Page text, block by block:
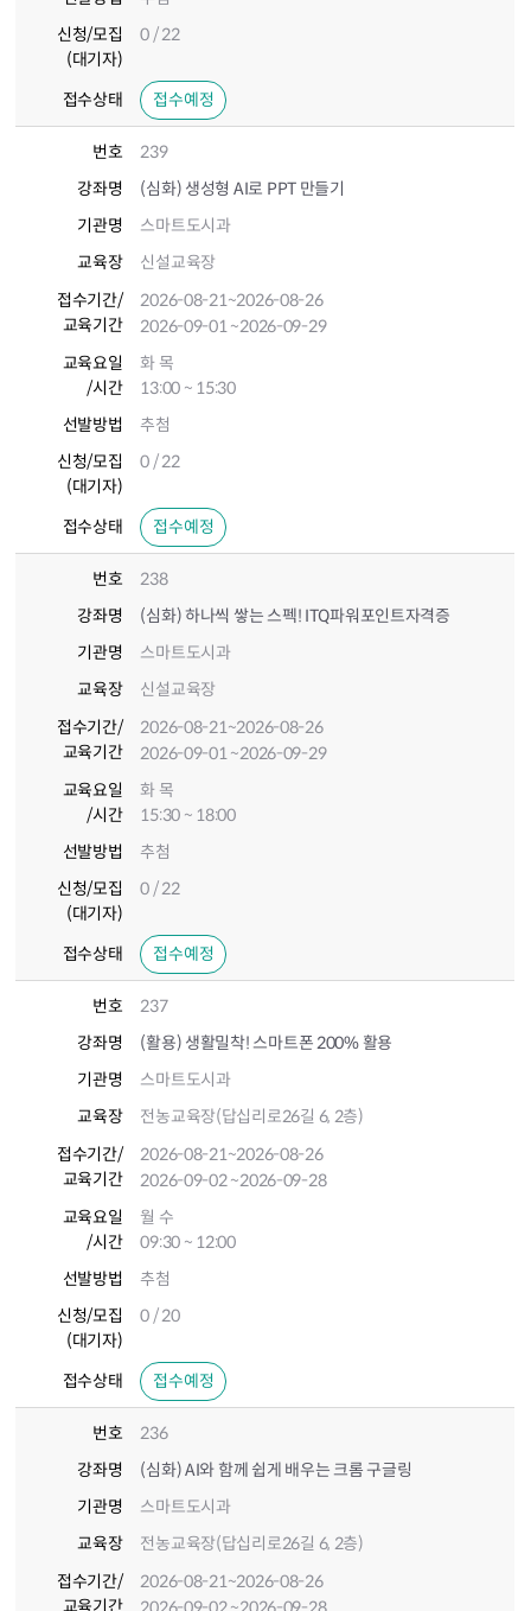
신청/모집
(대기자)
0 / 22
접수상태 접수예정
번호
239
강좌명
(심화) 생성형 AI로 PPT 만들기
기관명
스마트도시과
교육장
신설교육장
접수기간/
교육기간
2026-08-21~2026-08-26
2026-09-01~2026-09-29
교육요일
/시간
화 목
13:00 ~ 15:30
선발방법
추첨
신청/모집
(대기자)
0 / 22
접수상태 접수예정
번호
238
강좌명
(심화) 하나씩 쌓는 스펙! ITQ파워포인트자격증
기관명
스마트도시과
교육장
신설교육장
접수기간/
교육기간
2026-08-21~2026-08-26
2026-09-01~2026-09-29
교육요일
/시간
화 목
15:30 ~ 18:00
선발방법
추첨
신청/모집
(대기자)
0 / 22
접수상태 접수예정
번호
237
강좌명
(활용) 생활밀착! 스마트폰 200% 활용
기관명
스마트도시과
교육장
전농교육장(답십리로26길 6, 2층)
접수기간/
교육기간
2026-08-21~2026-08-26
2026-09-02~2026-09-28
교육요일
/시간
월 수
09:30 ~ 12:00
선발방법
추첨
신청/모집
(대기자)
0 / 20
접수상태 접수예정
번호
236
강좌명
(심화) AI와 함께 쉽게 배우는 크롬 구글링
기관명
스마트도시과
교육장
전농교육장(답십리로26길 6, 2층)
접수기간/
교육기간
2026-08-21~2026-08-26